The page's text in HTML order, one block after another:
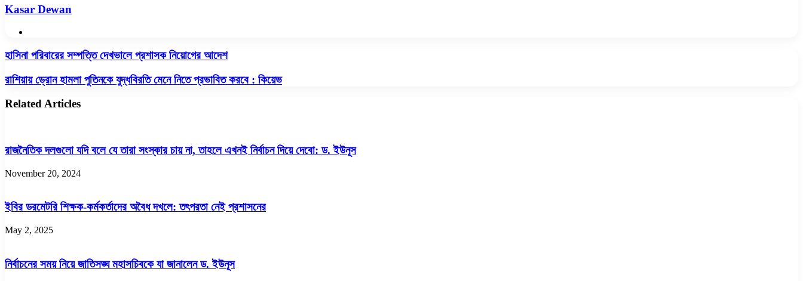
Kasar Dewan
হাসিনা
সম্পত্তি
দেখভালে
নিয়োগের
হাসিনা পরিবারের সম্পত্তি দেখভালে প্রশাসক নিয়োগের আদেশ
রাশিয়ায়
হামলা
পুতিনকে
নিতে
প্রভাবিত
:
রাশিয়ায় ড্রোন হামলা পুতিনকে যুদ্ধবিরতি মেনে নিতে প্রভাবিত করবে : কিয়েভ
Related Articles
রাজনৈতিক দলগুলো যদি বলে যে তারা সংস্কার চায় না, তাহলে এখনই নির্বাচন দিয়ে দেবো: ড. ইউনূস
November 20, 2024
ইবির ডরমেটরি শিক্ষক-কর্মকর্তাদের অবৈধ দখলে: তৎপরতা নেই প্রশাসনের
May 2, 2025
নির্বাচনের সময় নিয়ে জাতিসঙ্ঘ মহাসচিবকে যা জানালেন ড. ইউনূস